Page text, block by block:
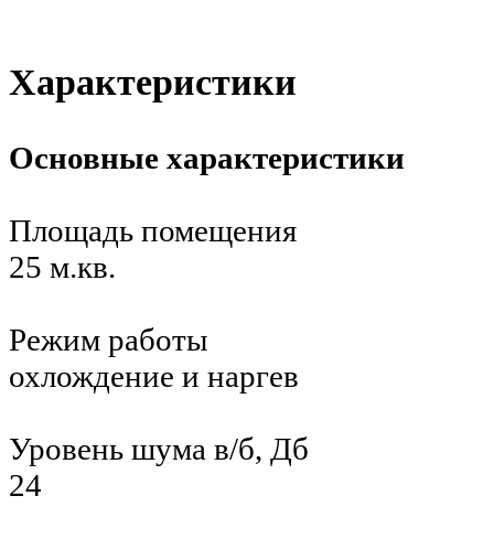
Характеристики
Основные характеристики
Площадь помещения
25 м.кв.
Режим работы
охлождение и наргев
Уровень шума в/б, Дб
24